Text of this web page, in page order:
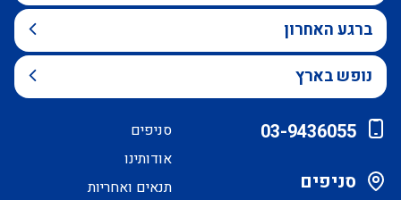
ברגע האחרון
נופש בארץ
03-9436055
סניפים
סניפים
אודותינו
תנאים ואחריות